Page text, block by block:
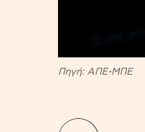
Πηγή: ΑΠΕ-ΜΠΕ